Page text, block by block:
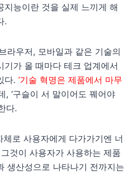
지능이란 것을 실제 느끼게 해
.
라우저, 모바일과 같은 기술의
기가 올 때마다 테크 업계에서
다. ‘기술 혁명은 제품에서 마무
, ‘구슬이 서 말이어도 꿰어야
다.
로 사용자에게 다가가기엔 너
것이 사용자가 사용하는 제품
생산성으로 나타나기 전까지는